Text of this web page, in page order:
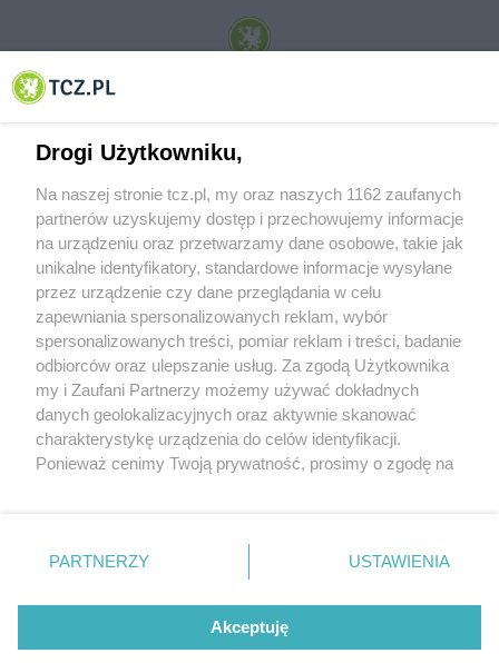
© 2001-2026 Tczew - TCZ.PL Sp. z o.o. Internetowy Serwis Informacyjny Miasta
O FIRMIE POLITYKA PRYWATNOŚCI HOSTING
REKLAMA WSPÓŁPRACA RSS FACEBOOK KONTAKT
Nasze serwisy
Aktualności
Tcz24
Historia miasta
Muzyka i kultura
Archiwum wydarzeń
Zdjęcia miasta
Drogi Użytkowniku,
Na naszej stronie tcz.pl, my oraz naszych 1162 zaufanych
partnerów uzyskujemy dostęp i przechowujemy informacje
na urządzeniu oraz przetwarzamy dane osobowe, takie jak
unikalne identyfikatory, standardowe informacje wysyłane
przez urządzenie czy dane przeglądania w celu
zapewniania spersonalizowanych reklam, wybór
spersonalizowanych treści, pomiar reklam i treści, badanie
odbiorców oraz ulepszanie usług. Za zgodą Użytkownika
my i Zaufani Partnerzy możemy używać dokładnych
danych geolokalizacyjnych oraz aktywnie skanować
charakterystykę urządzenia do celów identyfikacji.
Ponieważ cenimy Twoją prywatność, prosimy o zgodę na
znajdujący się w lewym dolnym rogu strony
. Niektóre
przetwarzaniu. Preferencje będą miały zastosowania tylko
PARTNERZY USTAWIENIA
Akceptuję